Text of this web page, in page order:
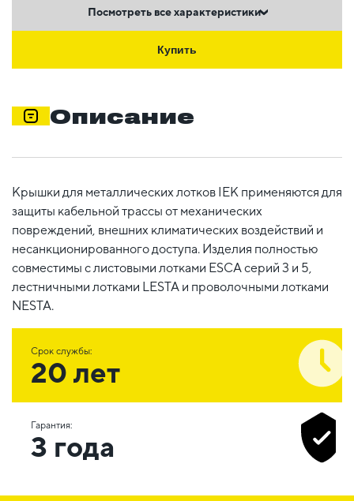
Посмотреть все характеристики
Купить
Описание
Крышки для металлических лотков IEK применяются для
защиты кабельной трассы от механических
повреждений, внешних климатических воздействий и
несанкционированного доступа. Изделия полностью
совместимы с листовыми лотками ESCA серий 3 и 5,
лестничными лотками LESTA и проволочными лотками
NESTA.
Срок службы:
20 лет
Гарантия:
3 года